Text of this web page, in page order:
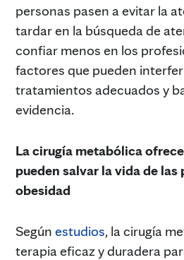
personas pasen a evitar la
tardar en la búsqueda de
confiar menos en los
factores que pueden
tratamientos adecuados y
evidencia.
La cirugía metabólica
pueden salvar la vida de las
obesidad
Según estudios, la cirugía
terapia eficaz y duradera